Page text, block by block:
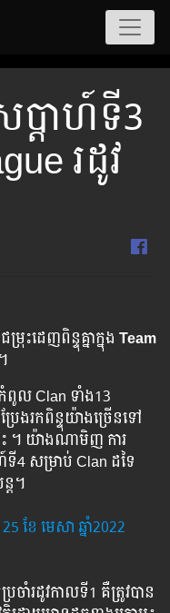
ប្ដាហ៍ទី3
រដូវ
ជម្រុះដេញពិន្ទុគ្នាក្នុង Team
ពូល Clan ទាំង13
ែងរកពិន្ទុយ៉ាងច្រើនទៅ
ះ ។ យ៉ាងណាមិញ ការ
ទី4 សម្រាប់ Clan ដទៃ
ត។
ខែ មេសា ឆ្នាំ2022
ាំរដូវកាលទី1 គឺត្រូវបាន